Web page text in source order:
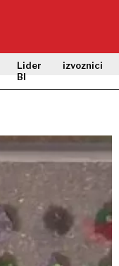
Lider
BI
izvoznici